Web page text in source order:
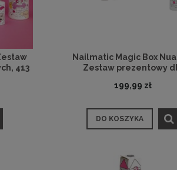
413
Nailmatic Magic Box
Zestaw prezentowy
199,99 zł
DO KOSZYKA